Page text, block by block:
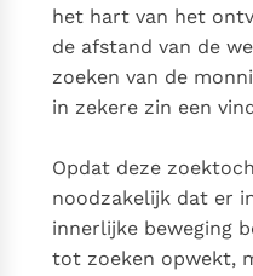
het hart van het
de afstand van de
zoeken van de
in zekere zin een
Opdat deze
noodzakelijk dat er
innerlijke beweging
tot zoeken opwekt,